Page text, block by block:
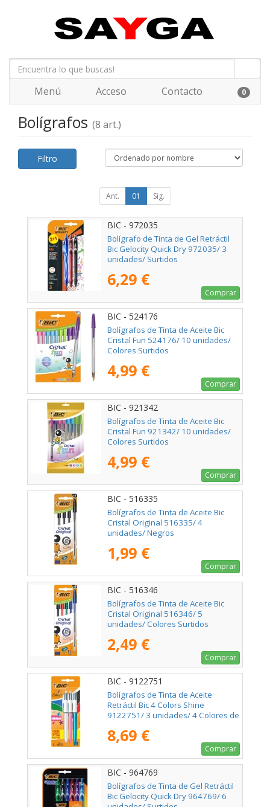
Menú Acceso Contacto 0
Bolígrafos (8 art.)
Filtro
Ant. 01 Sig.
BIC - 972035
Bolígrafo de Tinta de Gel Retráctil
Bic Gelocity Quick Dry 972035/ 3
unidades/ Surtidos
6,29 €
Comprar
BIC - 524176
Bolígrafos de Tinta de Aceite Bic
Cristal Fun 524176/ 10 unidades/
Colores Surtidos
4,99 €
Comprar
BIC - 921342
Bolígrafos de Tinta de Aceite Bic
Cristal Fun 921342/ 10 unidades/
Colores Surtidos
4,99 €
Comprar
BIC - 516335
Bolígrafos de Tinta de Aceite Bic
Cristal Original 516335/ 4
unidades/ Negros
1,99 €
Comprar
BIC - 516346
Bolígrafos de Tinta de Aceite Bic
Cristal Original 516346/ 5
unidades/ Colores Surtidos
2,49 €
Comprar
BIC - 9122751
Bolígrafos de Tinta de Aceite
Retráctil Bic 4 Colors Shine
9122751/ 3 unidades/ 4 Colores de
8,69 €
Comprar
BIC - 964769
Bolígrafos de Tinta de Gel Retráctil
Bic Gelocity Quick Dry 964769/ 6